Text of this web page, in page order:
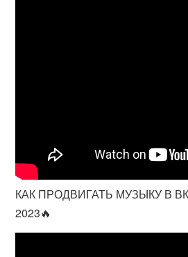
КАК ПРОДВИГАТЬ МУЗЫКУ В
2023🔥